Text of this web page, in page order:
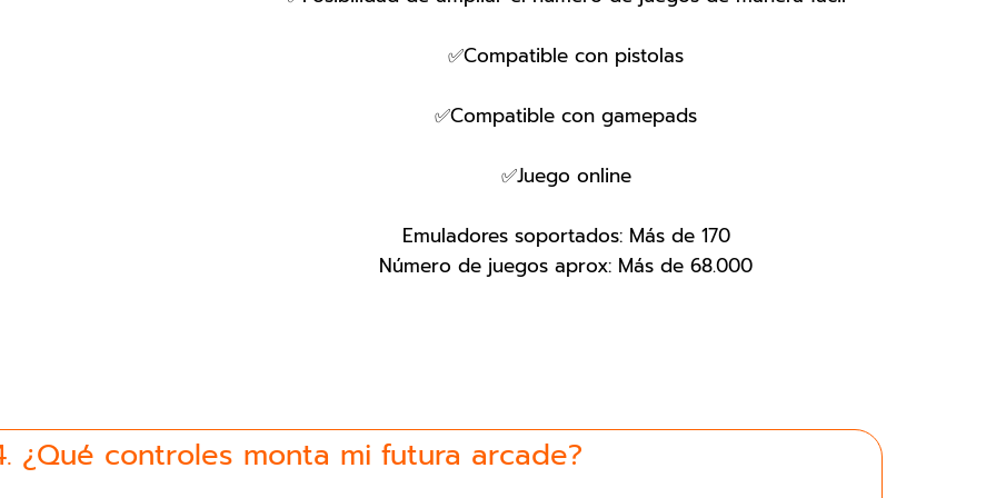
✅Compatible con pistolas
✅Compatible con gamepads
✅Juego online
Emuladores soportados: Más de 170
Número de juegos aprox: Más de 68.000
¿Qué controles monta mi futura arcade?